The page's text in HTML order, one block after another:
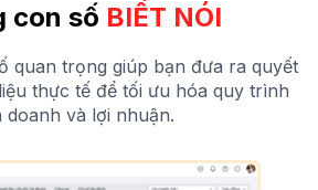
con số BIẾT NÓI
quan trọng giúp bạn đưa ra quyết
thực tế để tối ưu hóa quy trình
doanh và lợi nhuận.